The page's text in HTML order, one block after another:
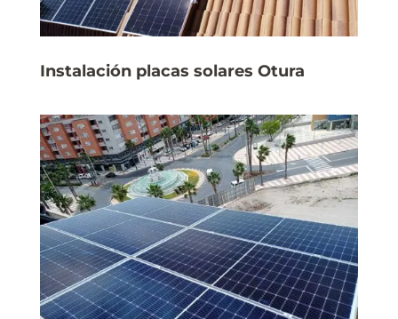
Instalación placas solares Otura